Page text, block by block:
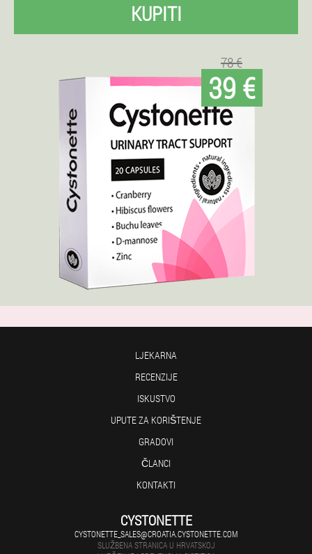
KUPITI
78 €
39 €
LJEKARNA
RECENZIJE
ISKUSTVO
UPUTE ZA KORIŠTENJE
GRADOVI
ČLANCI
KONTAKTI
CYSTONETTE
CYSTONETTE_SALES@CROATIA.CYSTONETTE.COM
SLUŽBENA STRANICA U HRVATSKOJ